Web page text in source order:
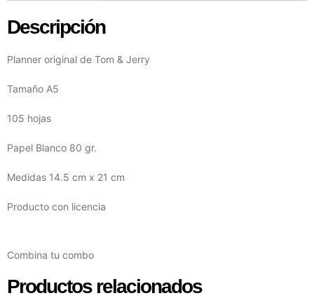
Descripción
Planner original de Tom & Jerry
Tamaño A5
105 hojas
Papel Blanco 80 gr.
Medidas 14.5 cm x 21 cm
Producto con licencia
Combina tu combo
Productos relacionados